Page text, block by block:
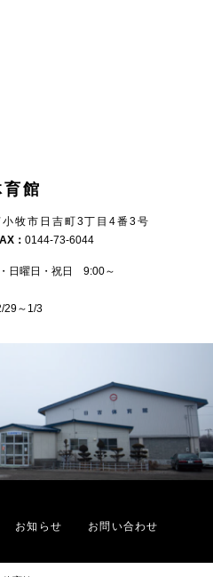
館
牧市日吉町3丁目4番3号
： 0144-73-6044
日曜日・祝日 9:00～
～1/3
お知らせ お問い合わせ